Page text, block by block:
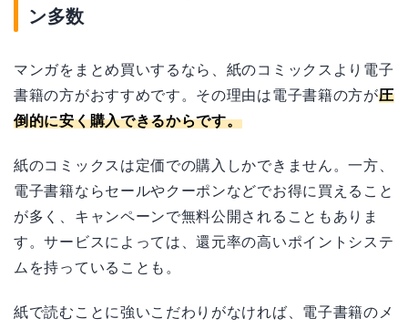
ン多数
マンガをまとめ買いするなら、紙のコミックスより電子
書籍の方がおすすめです。その理由は電子書籍の方が圧
倒的に安く購入できるからです。
紙のコミックスは定価での購入しかできません。一方、
電子書籍ならセールやクーポンなどでお得に買えること
が多く、キャンペーンで無料公開されることもありま
す。サービスによっては、還元率の高いポイントシステ
ムを持っていることも。
紙で読むことに強いこだわりがなければ、電子書籍のメ